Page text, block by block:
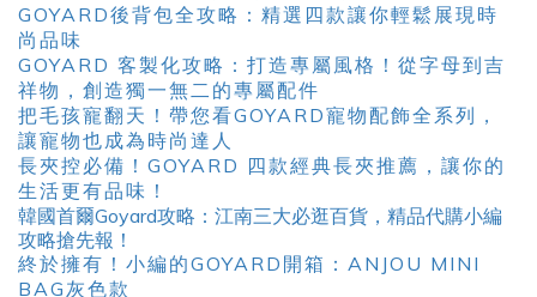
GOYARD後背包全攻略：精選四款讓你輕鬆展現時
尚品味
GOYARD 客製化攻略：打造專屬風格！從字母到吉
祥物，創造獨一無二的專屬配件
把毛孩寵翻天！帶您看GOYARD寵物配飾全系列，
讓寵物也成為時尚達人
長夾控必備！GOYARD 四款經典長夾推薦，讓你的
生活更有品味！
韓國首爾Goyard攻略：江南三大必逛百貨，精品代購小編
攻略搶先報！
終於擁有！小編的GOYARD開箱：ANJOU MINI
BAG灰色款